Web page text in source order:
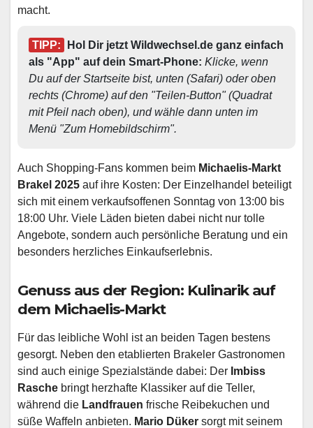
macht.
TIPP:
Hol Dir jetzt Wildwechsel.de ganz einfach
als "App" auf dein Smart-Phone: Klicke, wenn
Du auf der Startseite bist, unten (Safari) oder oben
rechts (Chrome) auf den "Teilen-Button" (Quadrat
mit Pfeil nach oben), und wähle dann unten im
Menü "Zum Homebildschirm".
Auch Shopping-Fans kommen beim Michaelis-Markt
Brakel 2025 auf ihre Kosten: Der Einzelhandel beteiligt
sich mit einem verkaufsoffenen Sonntag von 13:00 bis
18:00 Uhr. Viele Läden bieten dabei nicht nur tolle
Angebote, sondern auch persönliche Beratung und ein
besonders herzliches Einkaufserlebnis.
Genuss aus der Region: Kulinarik auf
dem Michaelis-Markt
Für das leibliche Wohl ist an beiden Tagen bestens
gesorgt. Neben den etablierten Brakeler Gastronomen
sind auch einige Spezialstände dabei: Der Imbiss
Rasche bringt herzhafte Klassiker auf die Teller,
während die Landfrauen frische Reibekuchen und
süße Waffeln anbieten. Mario Düker sorgt mit seinem